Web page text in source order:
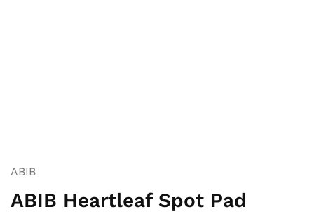
ABIB
ABIB Heartleaf Spot Pad